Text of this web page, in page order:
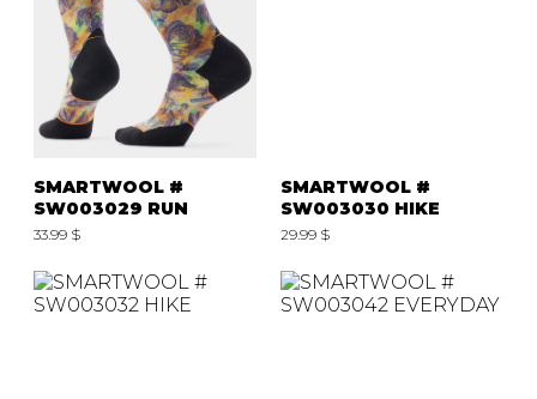
SMARTWOOL #
SW003029 RUN
33.99 $
SMARTWOOL #
SW003030 HIKE
29.99 $